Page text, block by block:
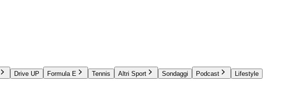
Drive UP Formula E Tennis Altri Sport Sondaggi Podcast
Lifestyle